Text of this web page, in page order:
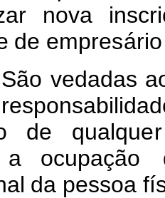
nova inscri
de empresário
São vedadas
l
de qualque
a ocupação
al da pessoa f